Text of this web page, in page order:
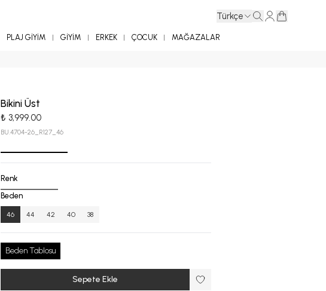
Türkçe
PLAJ GİYİM GİYİM ERKEK ÇOCUK MAĞAZALAR
Bikini Üst
₺ 3,999.00
BU.4704-26_R127_46
Renk
Beden
46 44 42 40 38
Beden Tablosu
Sepete Ekle